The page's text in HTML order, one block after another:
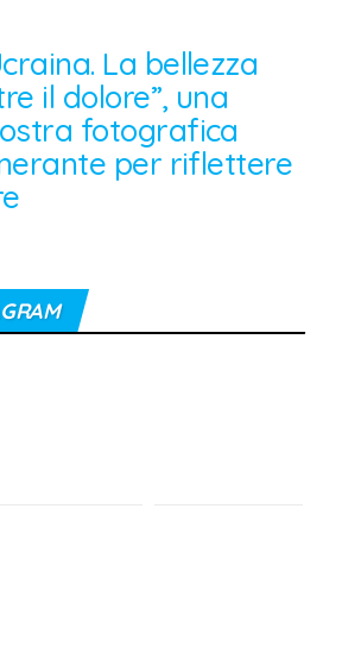
La bellezza
il dolore”, una
fotografica
per riflettere